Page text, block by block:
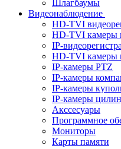
Шлагбаумы
Видеонаблюдение
HD-TVI
HD-TVI камеры
IP-
HD-TVI камеры
IP-камеры PTZ
IP-камеры
IP-камеры
IP-камеры
Акссесуары
Программное
Мониторы
Карты памяти